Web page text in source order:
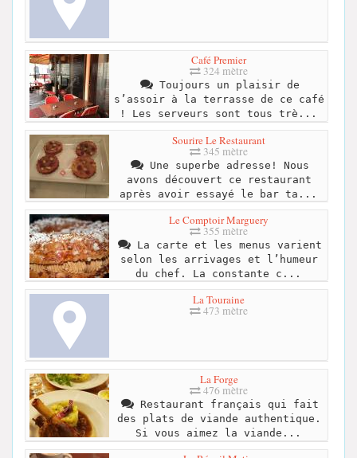
Café Premier
324 mètre
Toujours un plaisir de
s’assoir à la terrasse de ce café
! Les serveurs sont tous trè...
Sourire Le Restaurant
345 mètre
Une superbe adresse! Nous
avons découvert ce restaurant
après avoir essayé le bar ta...
Le Comptoir Marguery
355 mètre
La carte et les menus varient
selon les arrivages et l’humeur
du chef. La constante c...
La Touraine
473 mètre
La Forge
476 mètre
Restaurant français qui fait
des plats de viande authentique.
Si vous aimez la viande...